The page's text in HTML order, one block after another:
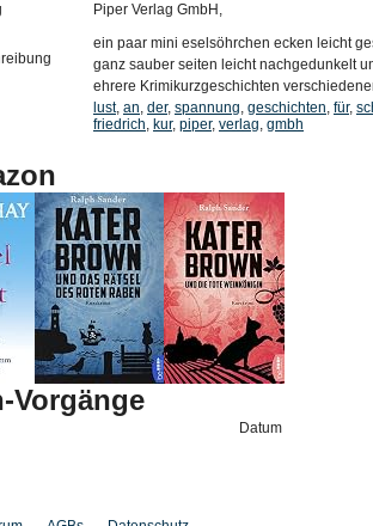
Piper Verlag GmbH,
ein paar mini eselsöhrchen ecken leicht
ganz sauber seiten leicht nachgedunkelt
ehrere Krimikurzgeschichten
lust, an, der, spannung, geschichten, für,
friedrich, kur, piper, verlag, gmbh
Vorgänge
Datum